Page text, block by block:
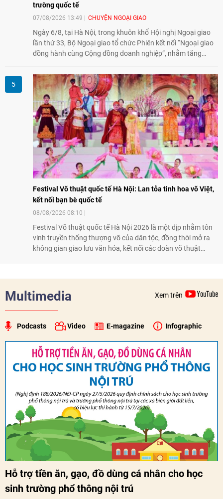
trường quốc tế
07/08/2026 13:49 CHUYỆN NGOẠI GIAO
Ngày 6/8, tại Hà Nội, trong khuôn khổ Hội nghị Ngoại giao
lần thứ 33, Bộ Ngoại giao tổ chức Phiên kết nối “Ngoại giao
đồng hành cùng Cộng đồng doanh nghiệp”, nhằm tăng
trợ mở rộng thị trường, kết nối đối tác và huy động nguồn
lực phục vụ phát triển đất nước.
Festival Võ thuật quốc tế Hà Nội: Lan tỏa tinh hoa võ Việt,
kết nối bạn bè quốc tế
08/08/2026 08:10
Festival Võ thuật quốc tế Hà Nội 2026 là một dịp nhằm tôn
vinh truyền thống thượng võ của dân tộc, đồng thời mở ra
không gian giao lưu văn hóa, kết nối các đoàn võ thuật
Multimedia Xem trên
Podcasts Video E-magazine Infographic
Hỗ trợ tiền ăn, gạo, đồ dùng cá nhân cho học
sinh trường phổ thông nội trú